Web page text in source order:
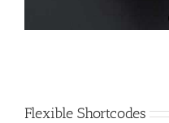
Flexible Shortcodes